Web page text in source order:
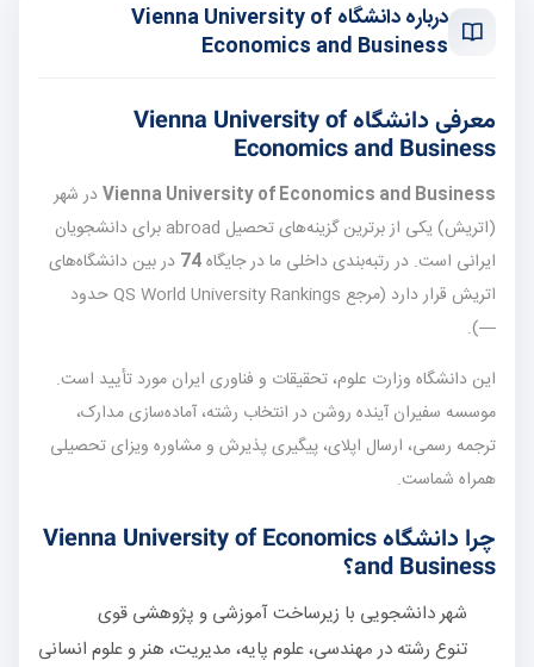
درباره دانشگاه Vienna University of
Economics and Business
معرفی دانشگاه Vienna University of
Economics and Business
Vienna University of Economics and Businessدر شهر
(اتریش) یکی از برترین گزینه‌های تحصیل abroad برای دانشجویان
ایرانی است. در رتبه‌بندی داخلی ما در جایگاه74 در بین دانشگاه‌های
اتریش قرار دارد (مرجع QS World University Rankings حدود
—).
این دانشگاه وزارت علوم، تحقیقات و فناوری ایران مورد تأیید است.
موسسه سفیران آینده روشن در انتخاب رشته، آماده‌سازی مدارک،
ترجمه رسمی، ارسال اپلای، پیگیری پذیرش و مشاوره ویزای تحصیلی
همراه شماست.
چرا دانشگاه Vienna University of Economics
and Business؟
شهر دانشجویی با زیرساخت آموزشی و پژوهشی قوی
تنوع رشته در مهندسی، علوم پایه، مدیریت، هنر و علوم انسانی